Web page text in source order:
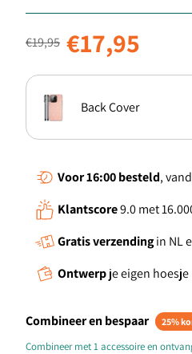
Normale prijs
€19,95
Aanbiedingsprijs
€17,95
Back Cover
Boekhoesje
Standcase Hoesje
TPU Case anti-shock
Voor 16:00besteld,
Klantscore9.0 met
Gratis verzendingin NL
Ontwerpje eigen hoesje
Combineer en bespaar 25%
Combineer met 1 accessoire en